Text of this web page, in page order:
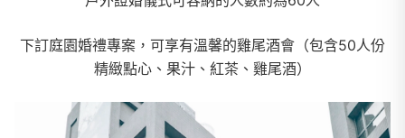
下訂庭園婚禮專案，可享有溫馨的雞尾酒會（包含50人份
精緻點心、果汁、紅茶、雞尾酒）